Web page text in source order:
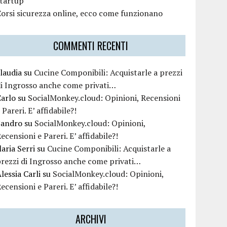
sicurezza online, ecco come funzionano
COMMENTI RECENTI
su Cucine Componibili: Acquistarle a prezzi
Ingrosso anche come privati…
su SocialMonkey.cloud: Opinioni, Recensioni
Pareri. E’ affidabile?!
su SocialMonkey.cloud: Opinioni,
e Pareri. E’ affidabile?!
Serri su Cucine Componibili: Acquistarle a
di Ingrosso anche come privati…
Carli su SocialMonkey.cloud: Opinioni,
e Pareri. E’ affidabile?!
ARCHIVI